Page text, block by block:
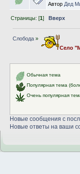
Автор Дед
Страницы: [1]Вверх
Слобода »
Село
Обычная тема
Популярная тема
Очень популярная
Новые сообщения с
Новые ответы на ваши